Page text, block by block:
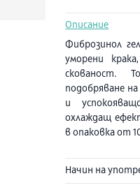
Описание
Фиброзинол
уморени
скованост.
подобряване
и
охлаждащ
в опаковка от
EXTRACT,
Начин на